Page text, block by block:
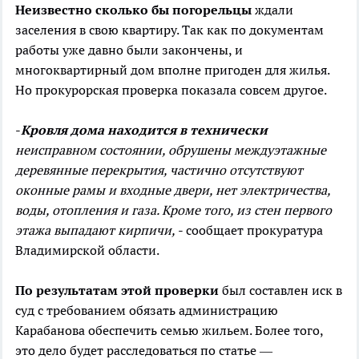
Неизвестно сколько бы погорельцы ждали
заселения в свою квартиру. Так как по документам
работы уже давно были закончены, и
многоквартирный дом вполне пригоден для жилья.
Но прокурорская проверка показала совсем другое.
-Кровля дома находится в технически
неисправном состоянии, обрушены междуэтажные
деревянные перекрытия, частично отсутствуют
оконные рамы и входные двери, нет электричества,
воды, отопления и газа. Кроме того, из стен первого
этажа выпадают кирпичи, - сообщает прокуратура
Владимирской области.
По результатам этой проверки был составлен иск в
суд с требованием обязать администрацию
Карабанова обеспечить семью жильем. Более того,
это дело будет расследоваться по статье —